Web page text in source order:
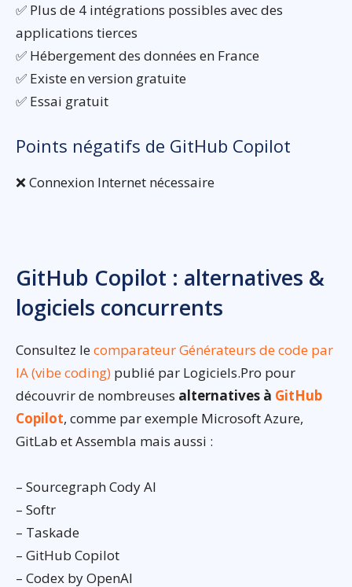
✅ Plus de 4 intégrations possibles avec des
applications tierces
✅ Hébergement des données en France
✅ Existe en version gratuite
✅ Essai gratuit
Points négatifs de GitHub Copilot
❌ Connexion Internet nécessaire
GitHub Copilot : alternatives &
logiciels concurrents
Consultez lecomparateur Générateurs de code par
IA (vibe coding) publié par Logiciels.Pro pour
découvrir de nombreuses alternatives à GitHub
Copilot, comme par exemple Microsoft Azure,
GitLab et Assembla mais aussi :
– Sourcegraph Cody AI
– Softr
– Taskade
– GitHub Copilot
– Codex by OpenAI